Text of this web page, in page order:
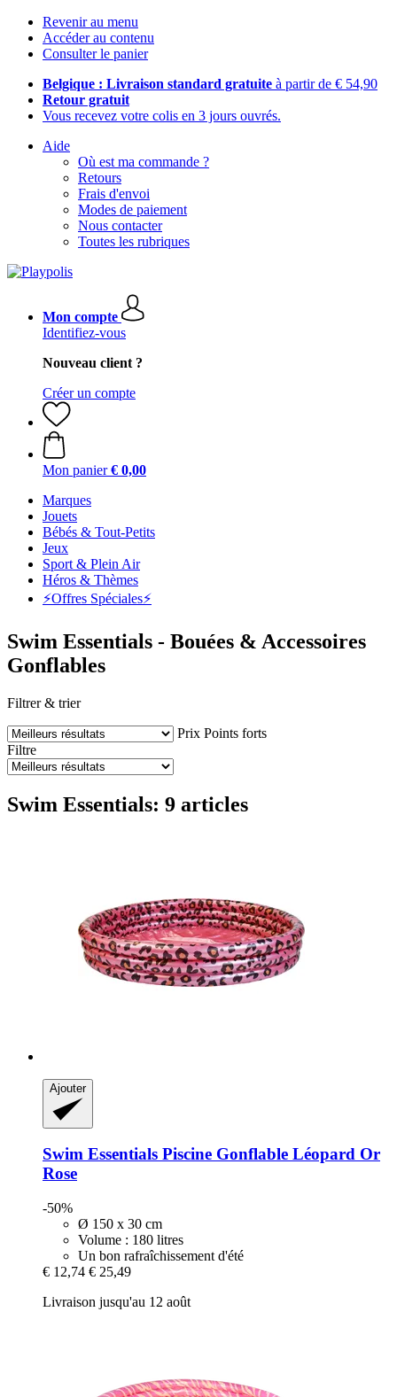
Revenir au menu
Accéder au contenu
Consulter le panier
Belgique : Livraison standard gratuite à partir de € 54,90
Retour gratuit
Vous recevez votre colis en 3 jours ouvrés.
Aide
Où est ma commande ?
Retours
Frais d'envoi
Modes de paiement
Nous contacter
Toutes les rubriques
Mon compte
Identifiez-vous
Nouveau client ?
Créer un compte
Mon panier € 0,00
Marques
Jouets
Bébés & Tout-Petits
Jeux
Sport & Plein Air
Héros & Thèmes
⚡️Offres Spéciales⚡️
Swim Essentials - Bouées & Accessoires
Gonflables
Filtrer & trier
Prix Points forts
Filtre
Swim Essentials: 9 articles
Ajouter
Swim Essentials Piscine Gonflable Léopard Or
Rose
-50%
Ø 150 x 30 cm
Volume : 180 litres
Un bon rafraîchissement d'été
€ 12,74 € 25,49
Livraison jusqu'au 12 août